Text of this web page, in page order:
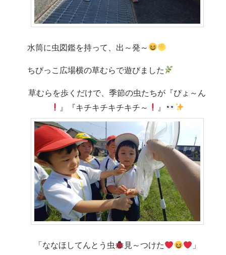
水筒に虫図鑑を持って、出～発～
ちびっこ広場横の草むらで遊びました
草むらを歩くだけで、季節の虫たちが『ぴょ～ん
』『キチキチキチキチ～
』
「ななほしてんとう虫 見～つけた
」